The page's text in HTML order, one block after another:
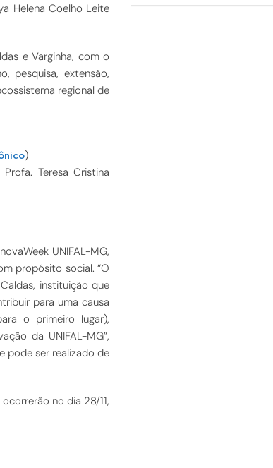
Helena Coelho Leite
e Varginha, com o
pesquisa, extensão,
regional de
)
Teresa Cristina
UNIFAL-MG,
propósito social. “O
instituição que
para uma causa
o primeiro lugar),
da UNIFAL-MG”,
pode ser realizado de
no dia 28/11,